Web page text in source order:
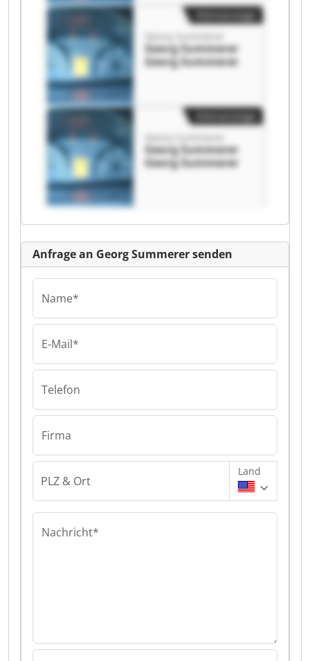
Georg Summerer
Georg Summerer
Georg Summerer
Kleinanzeige
Georg Summerer
Georg Summerer
Georg Summerer
Kleinanzeige
Anfrage an Georg Summerer senden
Name*
E-Mail*
Telefon
Firma
PLZ & Ort
Land
Nachricht*